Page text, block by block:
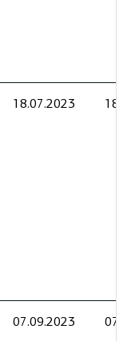
18.07.2023
07.09.2023